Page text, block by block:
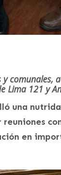
comunales,
Lima 121 y
una
en